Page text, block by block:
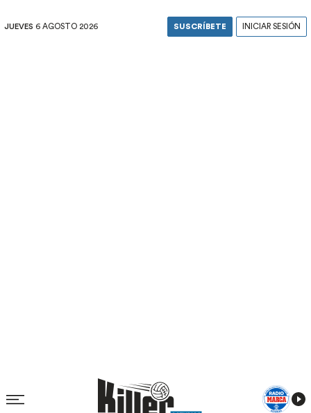
JUEVES 6 AGOSTO 2026 SUSCRÍBETE INICIAR SESIÓN